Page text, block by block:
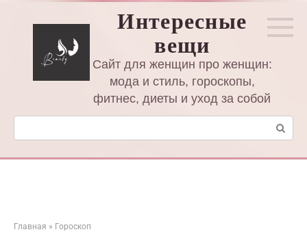
Интересные
вещи
Сайт для женщин про женщин:
мода и стиль, гороскопы,
фитнес, диеты и уход за собой
Поиск:
Главная » Гороскоп